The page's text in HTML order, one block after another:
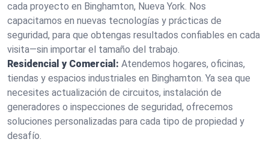
cada proyecto en Binghamton, Nueva York. Nos
capacitamos en nuevas tecnologías y prácticas de
seguridad, para que obtengas resultados confiables en cada
visita—sin importar el tamaño del trabajo.
Residencial y Comercial: Atendemos hogares, oficinas,
tiendas y espacios industriales en Binghamton. Ya sea que
necesites actualización de circuitos, instalación de
generadores o inspecciones de seguridad, ofrecemos
soluciones personalizadas para cada tipo de propiedad y
desafío.